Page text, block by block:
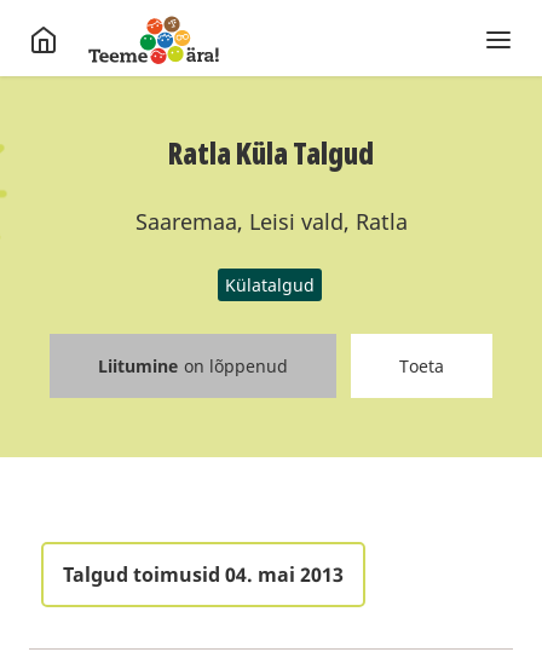
Ratla Küla Talgud
Saaremaa, Leisi vald, Ratla
Külatalgud
Liitumine on lõppenud Toeta
Talgud toimusid 04. mai 2013